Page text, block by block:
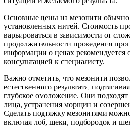
Основные цены на мезонити обычно
установленных нитей. Стоимость
варьироваться в зависимости от
продолжительности проведения
информации о ценах рекомендуется
консультацией к специалисту.
Важно отметить, что мезонити
естественного результата,
глубокое омоложение. Они подходят
лица, устранения морщин и
Сделать подтяжку мезонитями
включая лоб, щеки, подбородок и